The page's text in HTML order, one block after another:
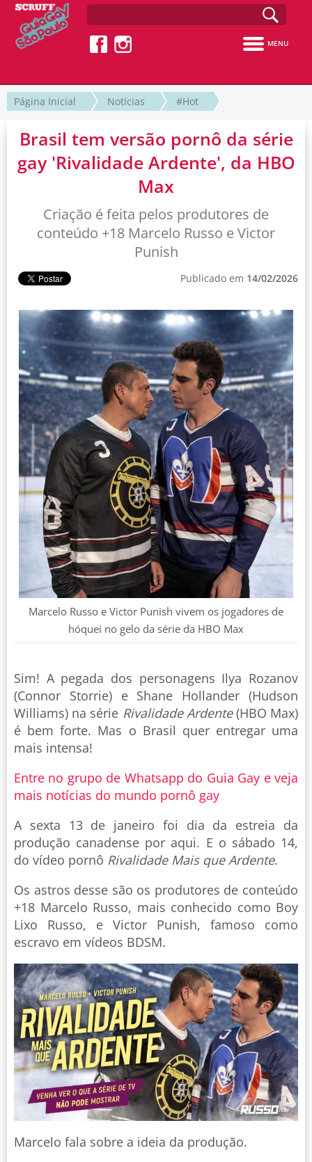
MENU
Página Inicial Notícias #Hot
Brasil tem versão pornô da série
gay 'Rivalidade Ardente', da HBO
Max
Criação é feita pelos produtores de
conteúdo +18 Marcelo Russo e Victor
Punish
Publicado em 14/02/2026
Marcelo Russo e Victor Punish vivem os jogadores de
hóquei no gelo da série da HBO Max
Sim! A pegada dos personagens Ilya Rozanov
(Connor Storrie) e Shane Hollander (Hudson
Williams) na série Rivalidade Ardente(HBO Max)
é bem forte. Mas o Brasil quer entregar uma
mais intensa!
Entre no grupo de Whatsapp do Guia Gay e veja
mais notícias do mundo pornô gay
A sexta 13 de janeiro foi dia da estreia da
produção canadense por aqui. E o sábado 14,
do vídeo pornô Rivalidade Mais que Ardente.
Os astros desse são os produtores de conteúdo
+18 Marcelo Russo, mais conhecido como Boy
Lixo Russo, e Victor Punish, famoso como
escravo em vídeos BDSM.
Marcelo fala sobre a ideia da produção.